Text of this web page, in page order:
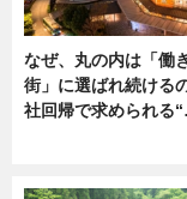
なぜ、丸の内は「働
街」に選ばれ続ける
社回帰で求められる